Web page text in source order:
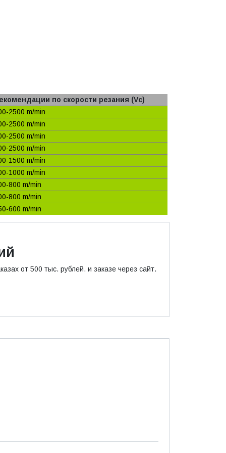
по скорости резания (Vc)
2500 m/min
2500 m/min
2500 m/min
2500 m/min
1500 m/min
1000 m/min
800 m/min
800 m/min
600 m/min
от 500 тыс. рублей. и заказе через сайт.